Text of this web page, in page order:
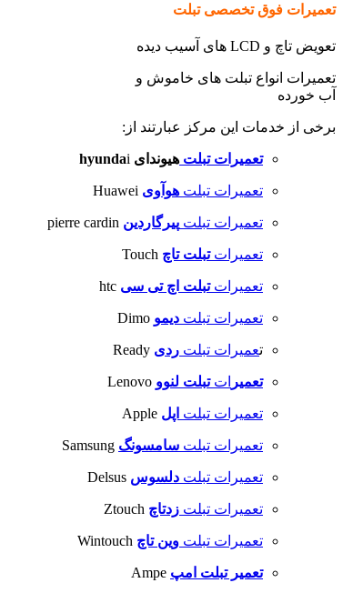
تعمیرات فوق تخصصی تبلت
تعویض تاچ و LCD های آسیب دیده
تعمیرات انواع تبلت های خاموش و
آب خورده
برخی از خدمات این مرکز عبارتند از:
تعمیرات تبلت هیوندای hyunda i
تعمیرات تبلت هوآوی
تعمیرات تبلت پیرگاردین
تعمیراتتبلت تاچ
تعمیراتتبلت اچ تی سی
تعمیرات تبلت دیمو
تعمیرات تبلت ردی
تعمیر اتتبلت لنوو
تعمیرات تبلت اپل
تعمیرات تبلت سامسونگ
تعمیرات تبلت دلسوس
تعمیرات تبلت زدتاچ
تعمیرات تبلت وین تاچ
تعمیر تبلت امپ